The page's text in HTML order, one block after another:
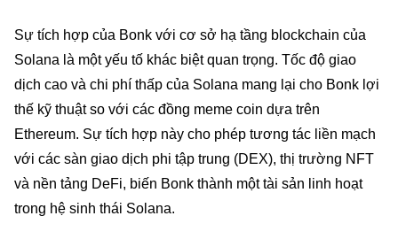
Sự tích hợp của Bonk với cơ sở hạ tầng blockchain của
Solana là một yếu tố khác biệt quan trọng. Tốc độ giao
dịch cao và chi phí thấp của Solana mang lại cho Bonk lợi
thế kỹ thuật so với các đồng meme coin dựa trên
Ethereum. Sự tích hợp này cho phép tương tác liền mạch
với các sàn giao dịch phi tập trung (DEX), thị trường NFT
và nền tảng DeFi, biến Bonk thành một tài sản linh hoạt
trong hệ sinh thái Solana.